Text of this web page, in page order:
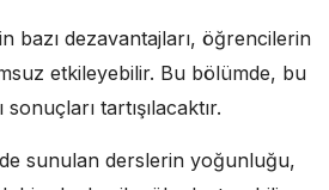
bazı dezavantajları, öğrencilerin
etkileyebilir. Bu bölümde, bu
tartışılacaktır.
sunulan derslerin yoğunluğu,